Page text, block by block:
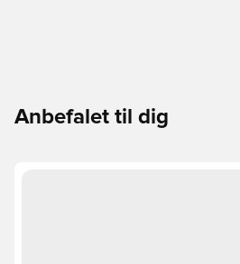
Anbefalet til dig